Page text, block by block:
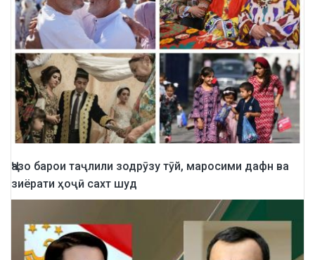
Ҷазо барои таҷлили зодрӯзу тӯй, маросими дафн ва
зиёрати ҳоҷӣ сахт шуд